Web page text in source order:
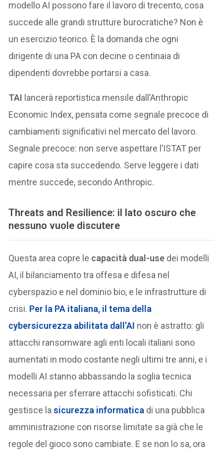
modello AI possono fare il lavoro di trecento, cosa
succede alle grandi strutture burocratiche? Non è
un esercizio teorico. È la domanda che ogni
dirigente di una PA con decine o centinaia di
dipendenti dovrebbe portarsi a casa.
TAI lancerà reportistica mensile dall’Anthropic
Economic Index, pensata come segnale precoce di
cambiamenti significativi nel mercato del lavoro.
Segnale precoce: non serve aspettare l’ISTAT per
capire cosa sta succedendo. Serve leggere i dati
mentre succede, secondo Anthropic.
Threats and Resilience: il lato oscuro che
nessuno vuole discutere
Questa area copre le capacità dual-use dei modelli
AI, il bilanciamento tra offesa e difesa nel
cyberspazio e nel dominio bio, e le infrastrutture di
crisi. Per la PA italiana, il tema della
cybersicurezza abilitata dall’AI non è astratto: gli
attacchi ransomware agli enti locali italiani sono
aumentati in modo costante negli ultimi tre anni, e i
modelli AI stanno abbassando la soglia tecnica
necessaria per sferrare attacchi sofisticati. Chi
gestisce lasicurezza informatica di una pubblica
amministrazione con risorse limitate sa già che le
regole del gioco sono cambiate. E se non lo sa, ora